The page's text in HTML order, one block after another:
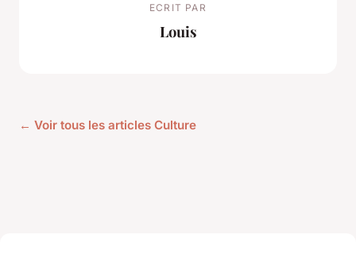
ECRIT PAR
Louis
← Voir tous les articles Culture